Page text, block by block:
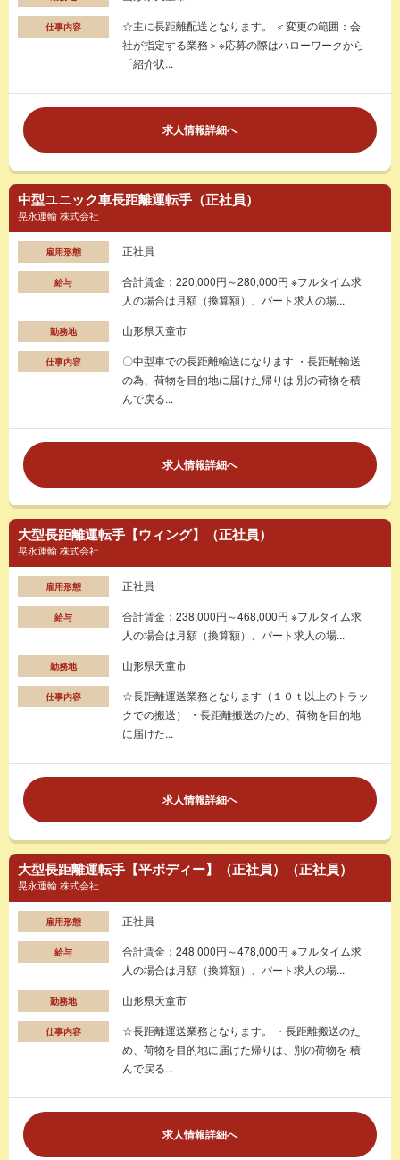
仕事内容
☆主に長距離配送となります。 ＜変更の範囲：会
社が指定する業務＞※応募の際はハローワークから
「紹介状...
求人情報詳細へ
中型ユニック車長距離運転手（正社員）
晃永運輸 株式会社
雇用形態 正社員
給与
合計賃金：220,000円～280,000円 ※フルタイム求
人の場合は月額（換算額）、パート求人の場...
勤務地 山形県天童市
仕事内容
〇中型車での長距離輸送になります ・長距離輸送
の為、荷物を目的地に届けた帰りは 別の荷物を積
んで戻る...
求人情報詳細へ
大型長距離運転手【ウィング】（正社員）
晃永運輸 株式会社
雇用形態 正社員
給与
合計賃金：238,000円～468,000円 ※フルタイム求
人の場合は月額（換算額）、パート求人の場...
勤務地 山形県天童市
仕事内容
☆長距離運送業務となります（１０ｔ以上のトラッ
クでの搬送） ・長距離搬送のため、荷物を目的地
に届けた...
求人情報詳細へ
大型長距離運転手【平ボディー】（正社員）（正社員）
晃永運輸 株式会社
雇用形態 正社員
給与
合計賃金：248,000円～478,000円 ※フルタイム求
人の場合は月額（換算額）、パート求人の場...
勤務地 山形県天童市
仕事内容
☆長距離運送業務となります。 ・長距離搬送のた
め、荷物を目的地に届けた帰りは、別の荷物を 積
んで戻る...
求人情報詳細へ